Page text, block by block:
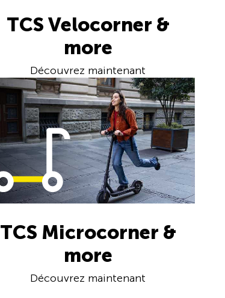
TCS Velocorner &
more
Découvrez maintenant
TCS Microcorner &
more
Découvrez maintenant